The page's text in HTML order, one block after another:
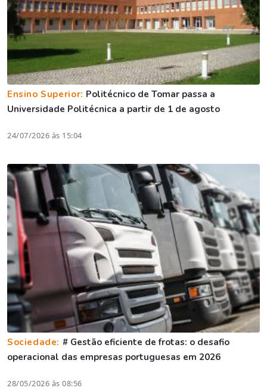
Ensino Superior: Politécnico de Tomar passa a
Universidade Politécnica a partir de 1 de agosto
24/07/2026 às 15:04
Sociedade: # Gestão eficiente de frotas: o desafio
operacional das empresas portuguesas em 2026
28/05/2026 às 08:56